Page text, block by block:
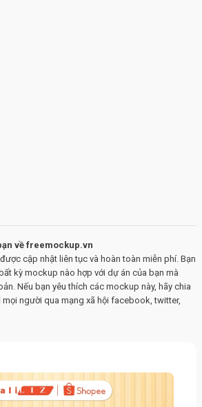
về freemockup.vn
cập nhật liên tục và hoàn toàn miễn phí. Bạn
kỳ mockup nào hợp với dự án của bạn mà
Nếu bạn yêu thích các mockup này, hãy chia
người qua mạng xã hội facebook, twitter,